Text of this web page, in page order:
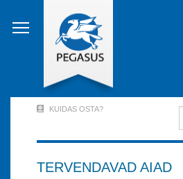
edasi
põhisisu
Account
Menu
KUIDAS OSTA?
TERVENDAVAD AIAD